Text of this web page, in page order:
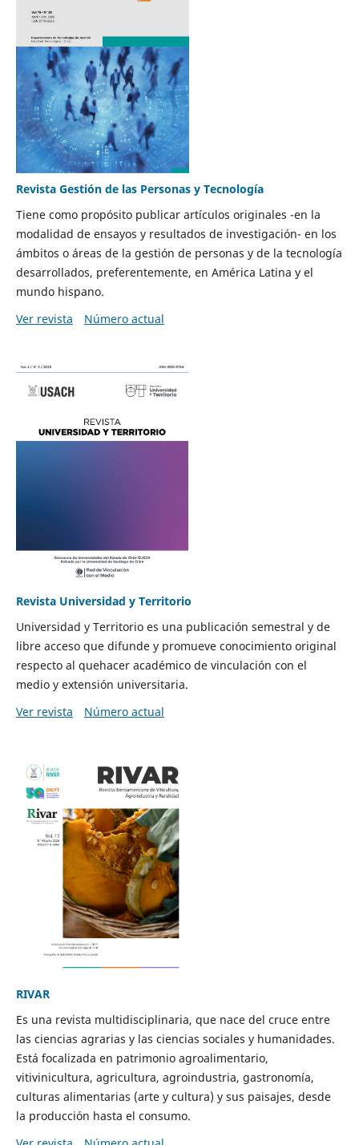
Revista Gestión de las Personas y Tecnología
Tiene como propósito publicar artículos originales -en la
modalidad de ensayos y resultados de investigación- en los
ámbitos o áreas de la gestión de personas y de la tecnología
desarrollados, preferentemente, en América Latina y el
mundo hispano.
Ver revista
Número actual
Revista Universidad y Territorio
Universidad y Territorio es una publicación semestral y de
libre acceso que difunde y promueve conocimiento original
respecto al quehacer académico de vinculación con el
medio y extensión universitaria.
Ver revista
Número actual
RIVAR
Es una revista multidisciplinaria, que nace del cruce entre
las ciencias agrarias y las ciencias sociales y humanidades.
Está focalizada en patrimonio agroalimentario,
vitivinicultura, agricultura, agroindustria, gastronomía,
culturas alimentarias (arte y cultura) y sus paisajes, desde
la producción hasta el consumo.